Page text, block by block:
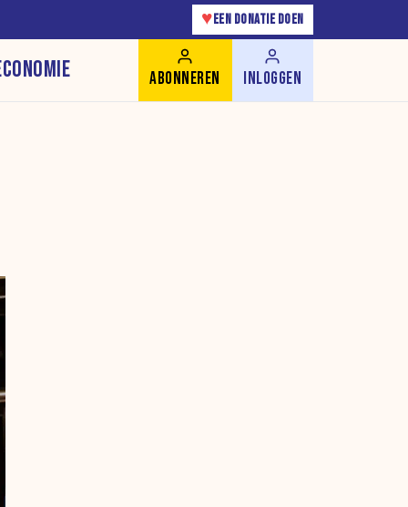
♥ EEN DONATIE DOEN
ABONNEREN INLOGGEN